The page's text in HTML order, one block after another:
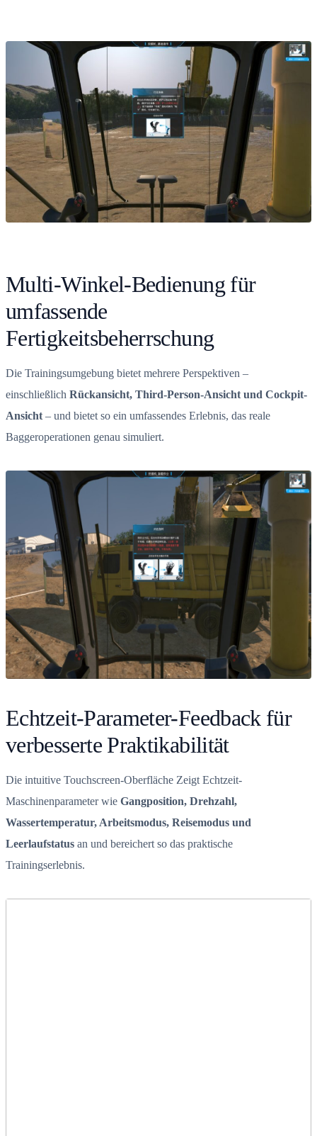
Multi-Winkel-Bedienung für
umfassende
Fertigkeitsbeherrschung
Die Trainingsumgebung bietet mehrere Perspektiven –
einschließlich Rückansicht, Third-Person-Ansicht und Cockpit-
Ansicht – und bietet so ein umfassendes Erlebnis, das reale
Baggeroperationen genau simuliert.
Echtzeit-Parameter-Feedback für
verbesserte Praktikabilität
Die intuitive Touchscreen-Oberfläche Zeigt Echtzeit-
Maschinenparameter wie Gangposition, Drehzahl,
Wassertemperatur, Arbeitsmodus, Reisemodus und
Leerlaufstatus an und bereichert so das praktische
Trainingserlebnis.